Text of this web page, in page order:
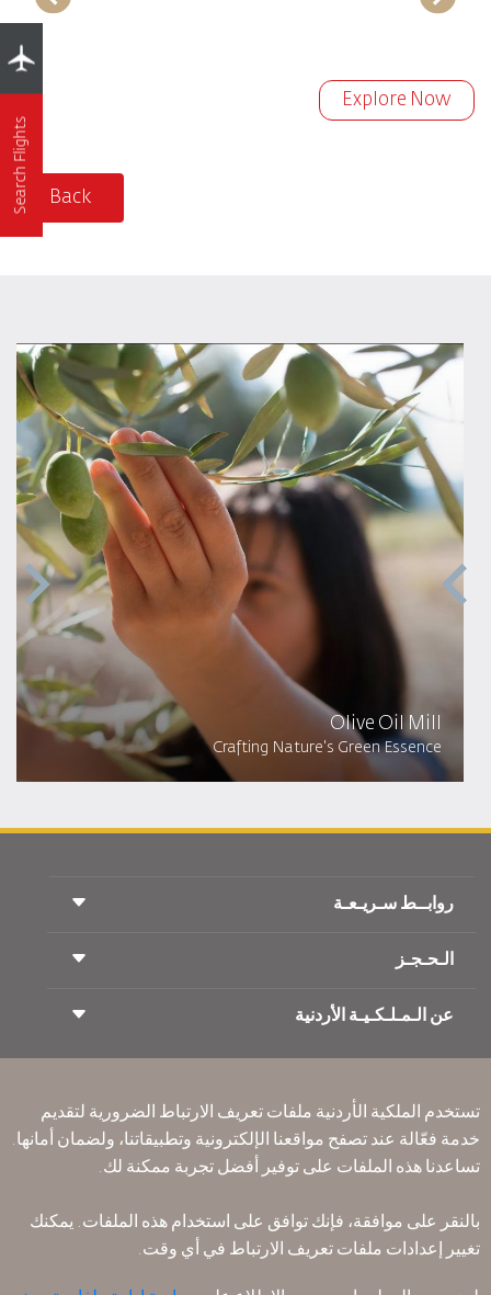
Explore Now
Back
Search Flights
Olive Oil Mill
Crafting Nature's Green Essence
روابــط سـريـعـة
شروط السفر
السفر أثناء الحمل
ذوي الاحتياجات الخاصة
Accessibility Plan and Feedback Process
الـحـجـز
حجز القطار
تكرم
الإقامه لمسافري الترانزيت
عن الـمـلـكـيـة الأردنية
انضم لعائلتنا
الأخبار
سـيـا سة الخصوصية
مكاتبنا حول العالم
شروط وأحكام العقد
سياسة ملفات تعريف الارتباط
تستخدم الملكية الأردنية ملفات تعريف الارتباط الضرورية لتقديم
خدمة فعّالة عند تصفح مواقعنا الإلكترونية وتطبيقاتنا، ولضمان أمانها.
تساعدنا هذه الملفات على توفير أفضل تجربة ممكنة لك.
بالنقر على موافقة، فإنك توافق على استخدام هذه الملفات. يمكنك
تغيير إعدادات ملفات تعريف الارتباط في أي وقت.